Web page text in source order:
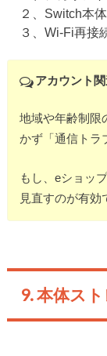
２、Switch本
３、Wi-Fi再接
アカウント
地域や年齢制限
かず「通信トラ
もし、eショッ
見直すのが有効
9. 本体ス